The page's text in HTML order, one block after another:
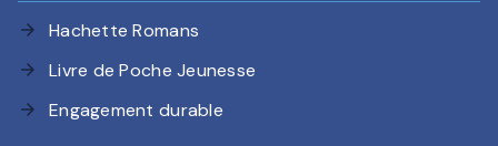
arrow_forward Hachette Romans
arrow_forward Livre de Poche Jeunesse
arrow_forward Engagement durable